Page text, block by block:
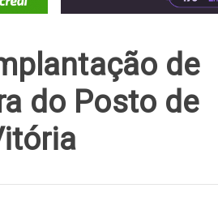
de
do Posto de